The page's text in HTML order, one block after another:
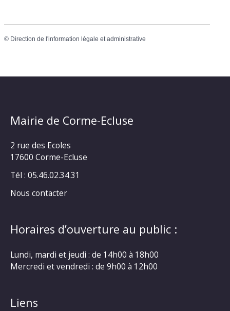
© Direction de l'information légale et administrative
Mairie de Corme-Ecluse
2 rue des Ecoles
17600 Corme-Ecluse
Tél : 05.46.02.34.31
Nous contacter
Horaires d’ouverture au public :
Lundi, mardi et jeudi : de 14h00 à 18h00
Mercredi et vendredi : de 9h00 à 12h00
Liens